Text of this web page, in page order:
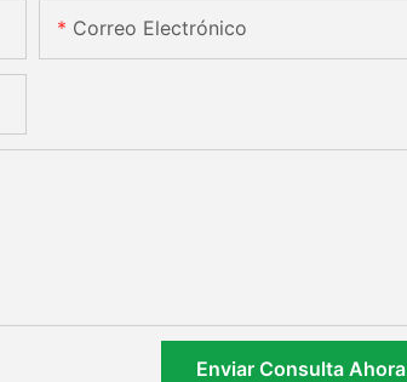
Correo Electrónico
Enviar Consulta Ahora